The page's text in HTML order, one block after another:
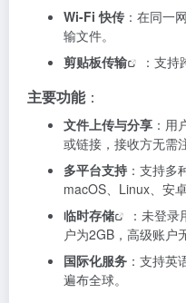
Wi-Fi 快传 ：在同一
输文件。
剪贴板传输
：支持
主要功能：
文件上传与分享 ：用
或链接，接收方无需
多平台支持 ：支持多
macOS、Linux、安卓
临时存储
：未登
户为2GB，高级账户
国际化服务 ：支持英
遍布全球。